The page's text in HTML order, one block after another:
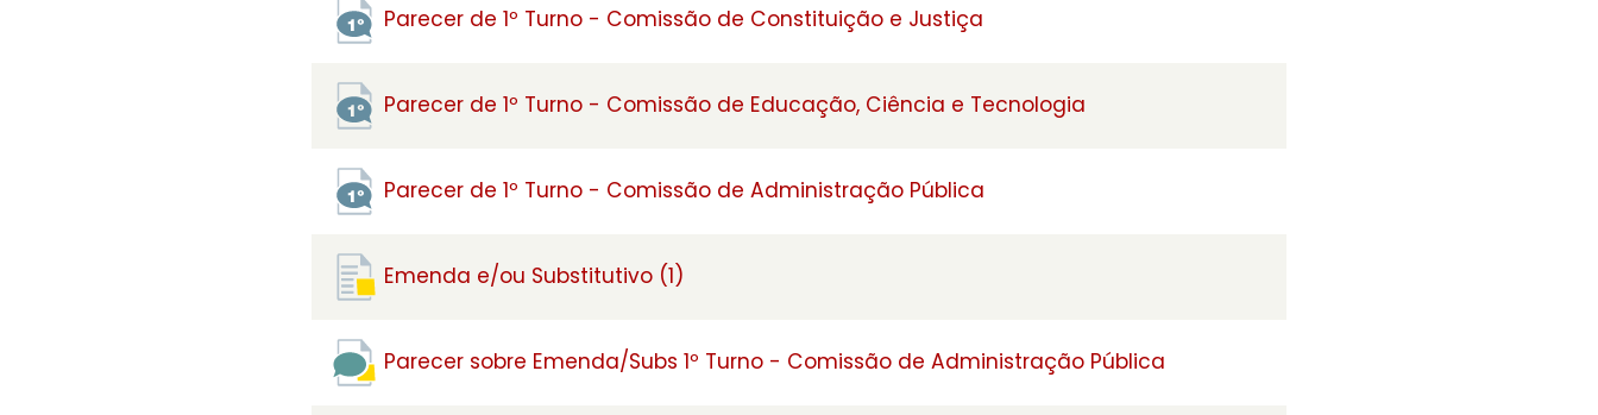
Parecer de 1º Turno - Comissão de Constituição e Justiça
Parecer de 1º Turno - Comissão de Educação, Ciência e Tecnologia
Parecer de 1º Turno - Comissão de Administração Pública
Emenda e/ou Substitutivo (1)
Parecer sobre Emenda/Subs 1º Turno - Comissão de Administração Pública